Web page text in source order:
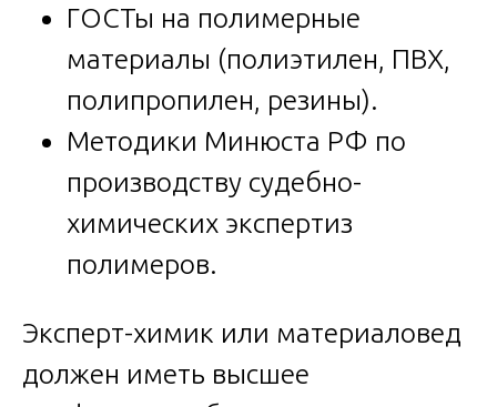
ГОСТы на полимерные
материалы (полиэтилен, ПВХ,
полипропилен, резины).
Методики Минюста РФ по
производству судебно-
химических экспертиз
полимеров.
Эксперт-химик или материаловед
должен иметь высшее